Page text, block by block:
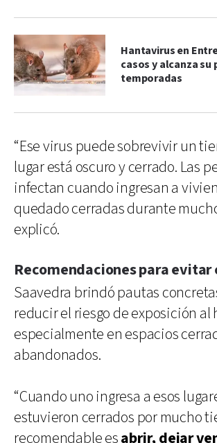
Hantavirus en
casos y alcanza su
temporadas
“Ese virus puede sobrevivir un
lugar está oscuro y cerrado. Las
infectan cuando ingresan a
quedado cerradas durante
explicó.
Recomendaciones para
Saavedra brindó pautas
reducir el riesgo de exposición al
especialmente en espacios
abandonados.
“Cuando uno ingresa a esos
estuvieron cerrados por mucho
recomendable esabrir, dejar